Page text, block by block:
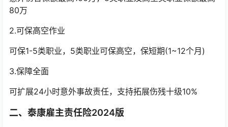
80万
2.可保高空作业
可保1-5类职业，5类职业可保高空，保短期(1~12个月)
3.保障全面
可扩展24小时意外事故责任，支持拓展伤残十级10%
二、泰康雇主责任险2024版